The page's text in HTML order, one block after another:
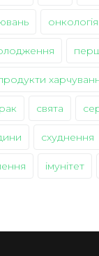
онкологія
рак свята
схуднення
імунітет